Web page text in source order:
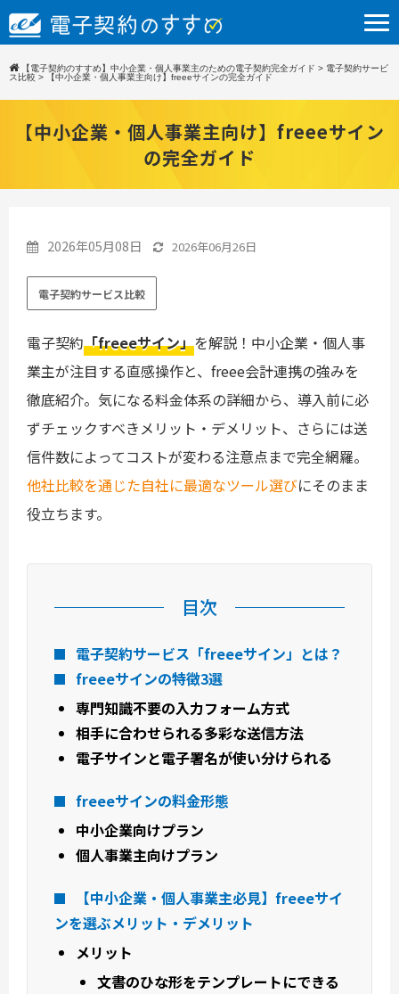
【電子契約のすすめ】中小企業・個人事業主のための電子契約完全ガイド > 電子契約サービ
ス比較 > 【中小企業・個人事業主向け】freeeサインの完全ガイド
【中小企業・個人事業主向け】freeeサイン
の完全ガイド
2026年05月08日 2026年06月26日
電子契約サービス比較
電子契約「freeeサイン」を解説！中小企業・個人事
業主が注目する直感操作と、freee会計連携の強みを
徹底紹介。気になる料金体系の詳細から、導入前に必
ずチェックすべきメリット・デメリット、さらには送
信件数によってコストが変わる注意点まで完全網羅。
他社比較を通じた自社に最適なツール選びにそのまま
役立ちます。
目次
電子契約サービス「freeeサイン」とは？
freeeサインの特徴3選
専門知識不要の入力フォーム方式
相手に合わせられる多彩な送信方法
電子サインと電子署名が使い分けられる
freeeサインの料金形態
中小企業向けプラン
個人事業主向けプラン
【中小企業・個人事業主必見】freeeサイ
ンを選ぶメリット・デメリット
メリット
文書のひな形をテンプレートにできる